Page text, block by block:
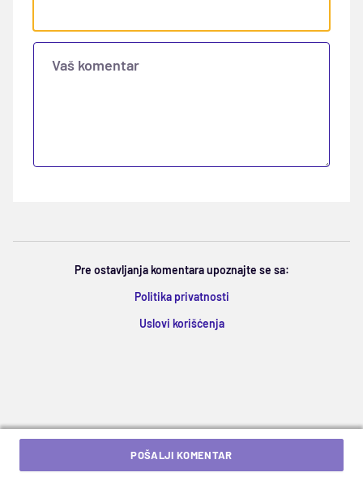
Vaš komentar
Pre ostavljanja komentara upoznajte se sa:
Politika privatnosti
Uslovi korišćenja
POŠALJI KOMENTAR